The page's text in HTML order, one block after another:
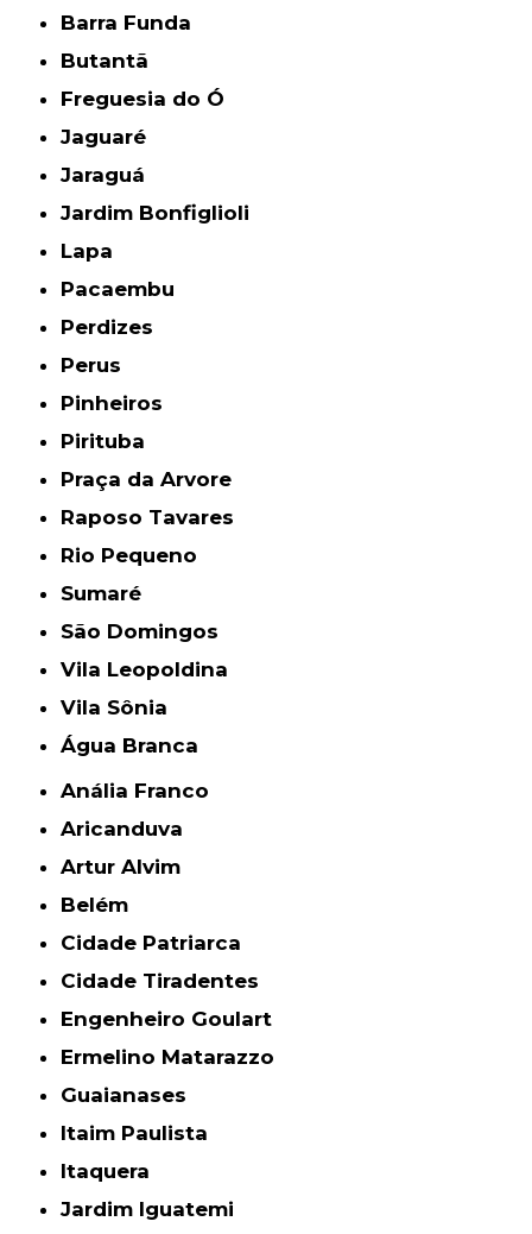
Barra Funda
Butantã
Freguesia do Ó
Jaguaré
Jaraguá
Jardim Bonfiglioli
Lapa
Pacaembu
Perdizes
Perus
Pinheiros
Pirituba
Praça da Arvore
Raposo Tavares
Rio Pequeno
Sumaré
São Domingos
Vila Leopoldina
Vila Sônia
Água Branca
Anália Franco
Aricanduva
Artur Alvim
Belém
Cidade Patriarca
Cidade Tiradentes
Engenheiro Goulart
Ermelino Matarazzo
Guaianases
Itaim Paulista
Itaquera
Jardim Iguatemi